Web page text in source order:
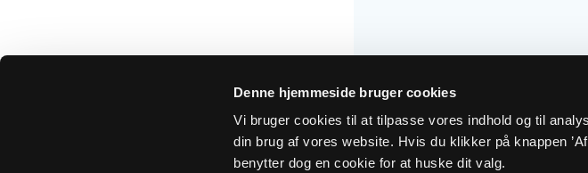
Denne hjemmeside bruger cookies
Vi bruger cookies til at tilpasse vores indhold og til
din brug af vores website. Hvis du klikker på knappen
benytter dog en cookie for at huske dit valg.